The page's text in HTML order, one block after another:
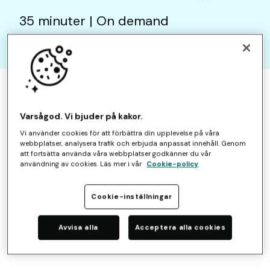
35 minuter | On demand
Varsågod. Vi bjuder på kakor.
Vi använder cookies för att förbättra din upplevelse på våra
webbplatser, analysera trafik och erbjuda anpassat innehåll. Genom
att fortsätta använda våra webbplatser godkänner du vår
användning av cookies. Läs mer i vår Cookie-policy
Cookie-inställningar
Avvisa alla Acceptera alla cookies